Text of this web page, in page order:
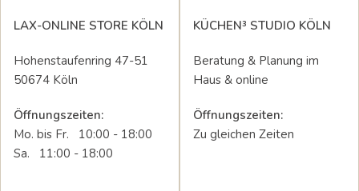
LAX-ONLINE STORE KÖLN
Hohenstaufenring 47-51
50674 Köln
Öffnungszeiten:
Mo. bis Fr. 10:00 - 18:00
Sa. 11:00 - 18:00
KÜCHEN³ STUDIO KÖLN
Beratung & Planung im
Haus & online
Öffnungszeiten:
Zu gleichen Zeiten